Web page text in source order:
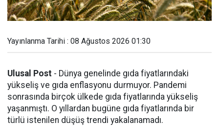
Yayınlanma Tarihi : 08 Ağustos 2026 01:30
Ulusal Post - Dünya genelinde gıda fiyatlarındaki
yükseliş ve gıda enflasyonu durmuyor. Pandemi
sonrasında birçok ülkede gıda fiyatlarında yükseliş
yaşanmıştı. O yıllardan bugüne gıda fiyatlarında bir
türlü istenilen düşüş trendi yakalanamadı.